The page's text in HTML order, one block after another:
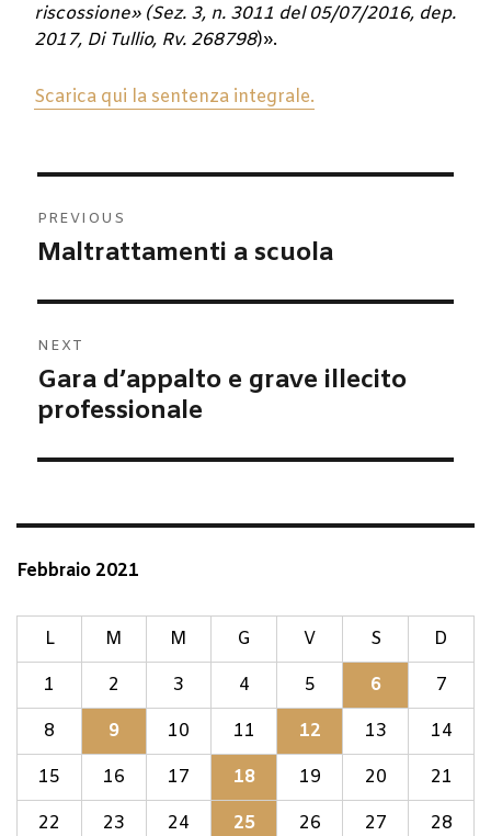
riscossione» (Sez. 3, n. 3011 del 05/07/2016, dep.
2017, Di Tullio, Rv. 268798)».
Scarica qui la sentenza integrale.
articoli
PREVIOUS
Previous
Maltrattamenti a scuola
NEXT
Next
post:
Gara d’appalto e grave illecito
professionale
Febbraio 2021
L M M G V S
D
1
2 3 4 5 6
7
8
9 10 11 12 13
14
15
16 17 18 19 20
21
22
23 24 25 26 27 28